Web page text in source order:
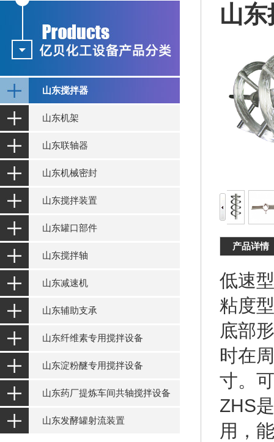
山东搅拌器
山东机架
山东联轴器
山东机械密封
山东搅拌装置
山东罐口部件
山东搅拌轴
山东减速机
山东辅助支承
山东纤维素专用搅拌设备
山东淀粉醚专用搅拌设备
山东药厂提炼车间共轴搅拌设备
山东发酵罐射流装置
山
产品详情
低速
粘度
底部
时在
寸。
ZHS
用，